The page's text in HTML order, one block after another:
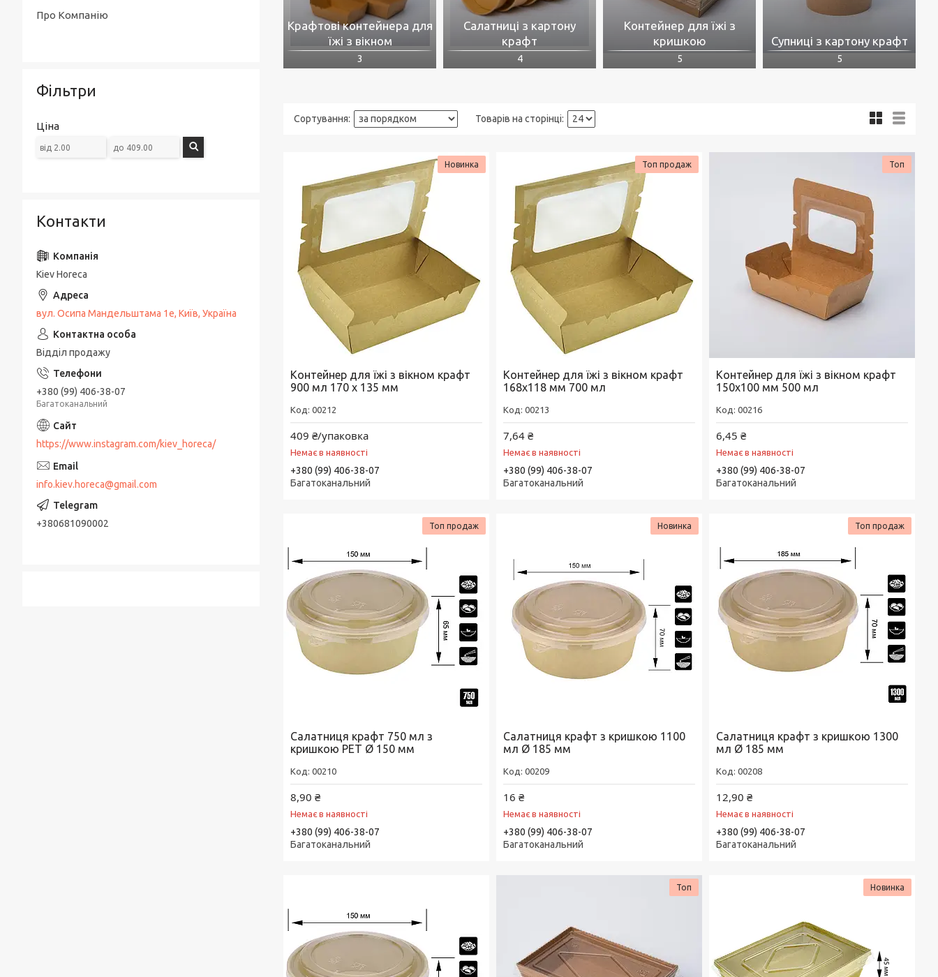
Крафтові контейнера для
їжі з вікном
3
Салатниці з картону
крафт
4
Контейнер для їжі з
кришкою
5
Супниці з картону крафт
5
Новинка
Контейнер для їжі з вікном крафт
900 мл 170 х 135 мм
00212
409 ₴/упаковка
Немає в наявності
+380 (99) 406-38-07
Багатоканальний
Топ продаж
Контейнер для їжі з вікном крафт
168х118 мм 700 мл
00213
7,64 ₴
Немає в наявності
+380 (99) 406-38-07
Багатоканальний
Топ
Контейнер для їжі з вікном крафт
150х100 мм 500 мл
00216
6,45 ₴
Немає в наявності
+380 (99) 406-38-07
Багатоканальний
Топ продаж
Салатниця крафт 750 мл з
кришкою РЕТ Ø 150 мм
00210
8,90 ₴
Немає в наявності
+380 (99) 406-38-07
Багатоканальний
Новинка
Салатниця крафт з кришкою 1100
мл Ø 185 мм
00209
16 ₴
Немає в наявності
+380 (99) 406-38-07
Багатоканальний
Топ продаж
Салатниця крафт з кришкою 1300
мл Ø 185 мм
00208
12,90 ₴
Немає в наявності
+380 (99) 406-38-07
Багатоканальний
Топ Новинка
Про Компанію
Фільтри
Ціна
Контакти
Kiev Horeca
вул. Осипа Мандельштама 1е, Київ, Україна
Відділ продажу
+380 (99) 406-38-07
Багатоканальний
https://www.instagram.com/kiev_horeca/
info.kiev.horeca@gmail.com
+380681090002